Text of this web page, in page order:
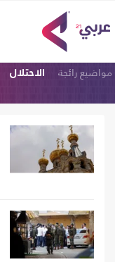
مواضيع رائجة الاحتلال